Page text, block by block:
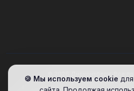
© 2026 Дисконтбери. Все
Информационный портал. Сайт
🍪 Мы используем cookie